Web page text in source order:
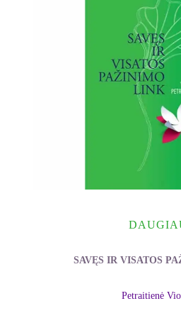
SAVĘS IR VISATOS
Petraitienė